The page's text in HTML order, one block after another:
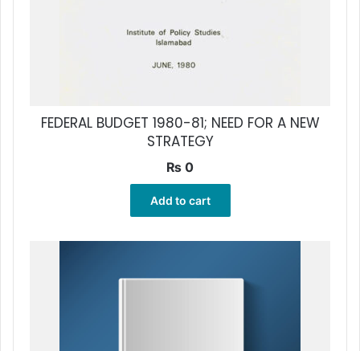
FEDERAL BUDGET 1980-81; NEED FOR A NEW
STRATEGY
₨ 0
Add to cart